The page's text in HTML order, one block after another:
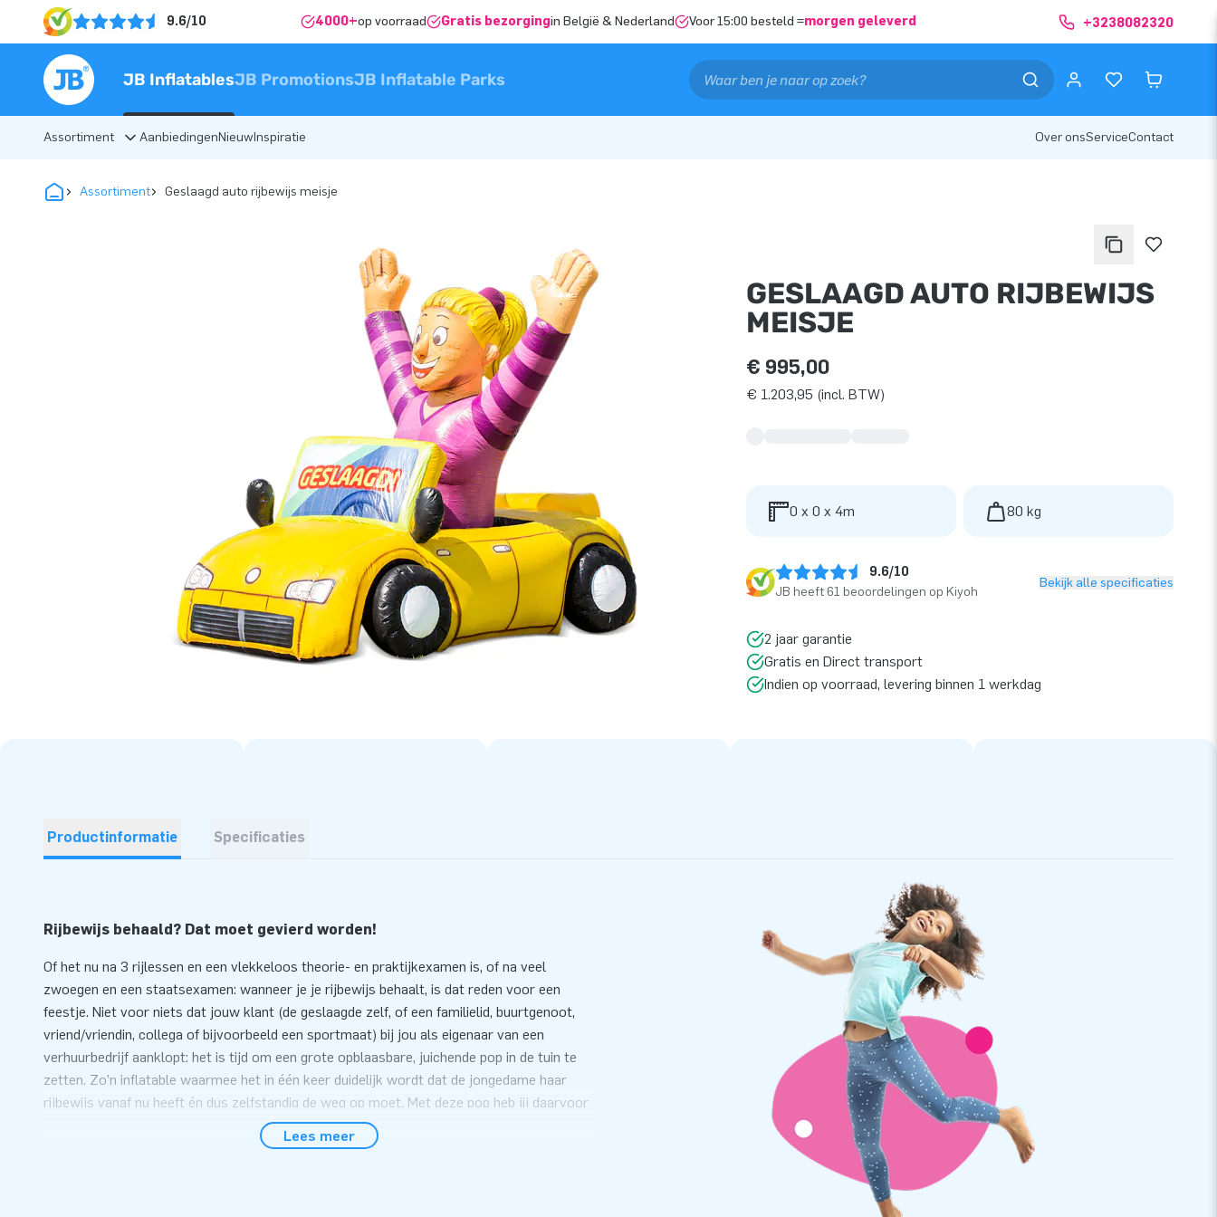
9.6/10 4000+op voorraad Gratis bezorgingin België & Nederland Voor 15:00 besteld =morgen geleverd +3238082320
JB InflatablesJB PromotionsJB Inflatable Parks
Assortiment AanbiedingenNieuwInspiratie Over onsServiceContact
Assortiment Geslaagd auto rijbewijs meisje
GESLAAGD AUTO RIJBEWIJS
MEISJE
€ 995,00
€ 1.203,95 (incl. BTW)
0 x 0 x 4m 80 kg
9.6/10
JB heeft 61 beoordelingen op Kiyoh
Bekijk alle specificaties
2 jaar garantie
Gratis en Direct transport
Indien op voorraad, levering binnen 1 werkdag
Productinformatie Specificaties
Rijbewijs behaald? Dat moet gevierd worden!
Of het nu na 3 rijlessen en een vlekkeloos theorie- en praktijkexamen is, of na veel
zwoegen en een staatsexamen: wanneer je je rijbewijs behaalt, is dat reden voor een
feestje. Niet voor niets dat jouw klant (de geslaagde zelf, of een familielid, buurtgenoot,
vriend/vriendin, collega of bijvoorbeeld een sportmaat) bij jou als eigenaar van een
verhuurbedrijf aanklopt: het is tijd om een grote opblaasbare, juichende pop in de tuin te
zetten. Zo’n inflatable waarmee het in één keer duidelijk wordt dat de jongedame haar
rijbewijs vanaf nu heeft én dus zelfstandig de weg op moet. Met deze pop heb jij daarvoor
Lees meer